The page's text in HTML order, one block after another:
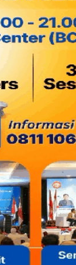
narkotika
media
paket
di